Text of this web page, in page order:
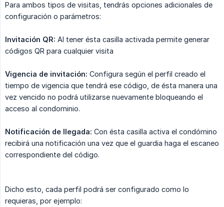
Para ambos tipos de visitas, tendrás opciones adicionales de
configuración o parámetros:
Invitación QR: Al tener ésta casilla activada permite generar
códigos QR para cualquier visita
Vigencia de invitación: Configura según el perfil creado el
tiempo de vigencia que tendrá ese código, de ésta manera una
vez vencido no podrá utilizarse nuevamente bloqueando el
acceso al condominio.
Notificación de llegada: Con ésta casilla activa el condómino
recibirá una notificación una vez que el guardia haga el escaneo
correspondiente del código.
Dicho esto, cada perfil podrá ser configurado como lo
requieras, por ejemplo: